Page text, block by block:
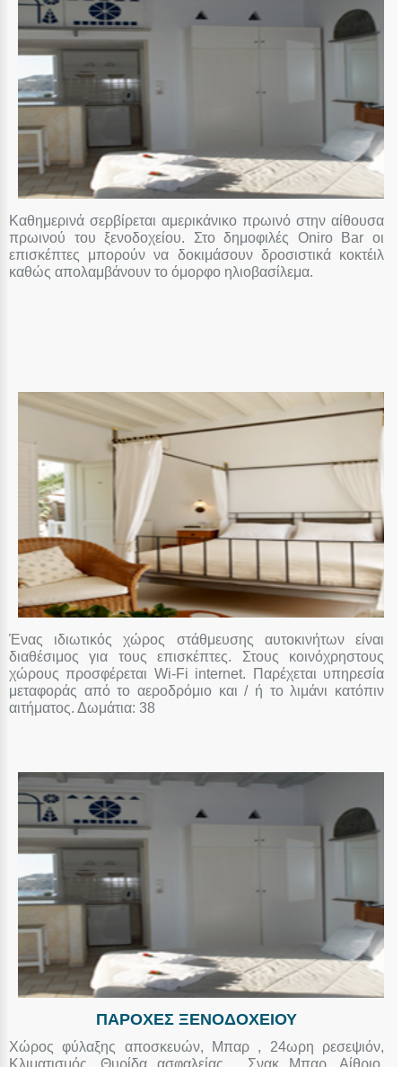
Καθημερινά σερβίρεται αμερικάνικο πρωινό στην αίθουσα
πρωινού του ξενοδοχείου. Στο δημοφιλές Oniro Bar οι
επισκέπτες μπορούν να δοκιμάσουν δροσιστικά κοκτέιλ
καθώς απολαμβάνουν το όμορφο ηλιοβασίλεμα.
Ένας ιδιωτικός χώρος στάθμευσης αυτοκινήτων είναι
διαθέσιμος για τους επισκέπτες. Στους κοινόχρηστους
χώρους προσφέρεται Wi-Fi internet. Παρέχεται υπηρεσία
μεταφοράς από το αεροδρόμιο και / ή το λιμάνι κατόπιν
αιτήματος. Δωμάτια: 38
ΠΑΡΟΧΕΣ ΞΕΝΟΔΟΧΕΙΟΥ
Χώρος φύλαξης αποσκευών, Μπαρ , 24ωρη ρεσεψιόν,
Κλιματισμός, Θυρίδα ασφαλείας , Σνακ Μπαρ, Αίθριο,